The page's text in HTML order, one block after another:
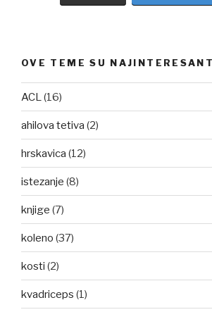
OVE TEME SU
ACL (16)
ahilova tetiva (2)
hrskavica (12)
istezanje (8)
knjige (7)
koleno (37)
kosti (2)
kvadriceps (1)